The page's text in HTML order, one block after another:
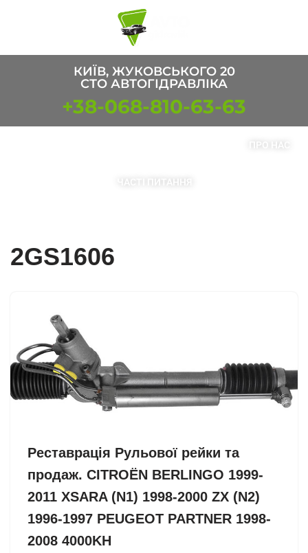
к
содержимомуКИЇВ, ЖУКОВСЬКОГО 20
СТО АВТОГІДРАВЛІКА
+38-068-810-63-63
ПРО НАС
ЧАСТІ ПИТАННЯ
2GS1606
Реставрація Рульової рейки та
продаж. CITROËN BERLINGO 1999-
2011 XSARA (N1) 1998-2000 ZX (N2)
1996-1997 PEUGEOT PARTNER 1998-
2008 4000KH